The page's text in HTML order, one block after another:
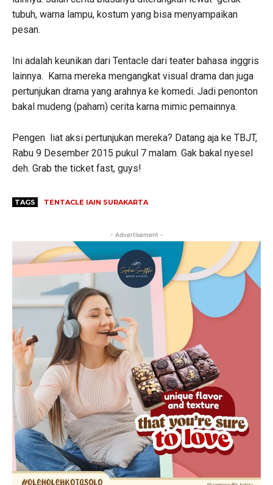
tubuh, warna lampu, kostum yang bisa menyampaikan
pesan.
Ini adalah keunikan dari Tentacle dari teater bahasa inggris
lainnya. Karna mereka mengangkat visual drama dan juga
pertunjukan drama yang arahnya ke komedi. Jadi penonton
bakal mudeng (paham) cerita karna mimic pemainnya.
Pengen liat aksi pertunjukan mereka? Datang aja ke TBJT,
Rabu 9 Desember 2015 pukul 7 malam. Gak bakal nyesel
deh. Grab the ticket fast, guys!
TAGS TENTACLE IAIN SURAKARTA
- Advertisement -